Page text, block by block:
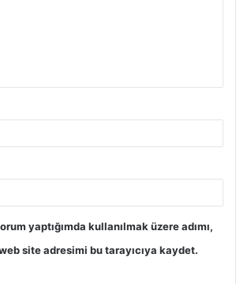
yaptığımda kullanılmak üzere adımı,
site adresimi bu tarayıcıya kaydet.